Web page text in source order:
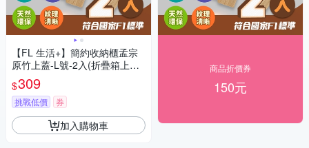
【FL 生活+】簡約收納櫃孟宗
原竹上蓋-L號-2入(折疊箱上蓋/
露營/戶外/竹板/桌板/野營/FL-2
77-A*2)
$309
挑戰低價 券
加入購物車
商品折價券
150元